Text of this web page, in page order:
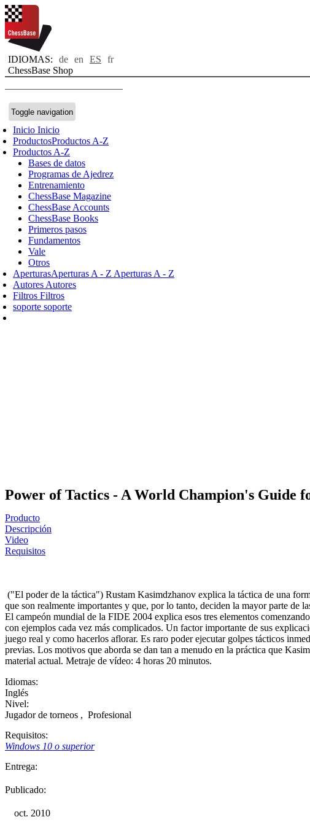
IDIOMAS: de en ES
fr
ChessBase Shop
Toggle navigation
Inicio Inicio
ProductosProductos A-Z
Productos A-Z
Bases de datos
Programas de Ajedrez
Entrenamiento
ChessBase Magazine
ChessBase Accounts
ChessBase Books
Primeros pasos
Fundamentos
Vale
Otros
AperturasAperturas A - Z Aperturas A - Z
Autores Autores
Filtros Filtros
soporte soporte
Power of Tactics - A World Champion's Guide
Producto
Descripción
Video
Requisitos
("El poder de la táctica") Rustam Kasimdzhanov explica la táctica de una
que son realmente importantes y que, por lo tanto, deciden la mayor parte de
El campeón mundial de la FIDE 2004 explica esos tres elementos
con ejemplos cada vez más complicados. Un factor importante de sus
juego real y como hacerlos aflorar. Es raro poder ejecutar golpes tácticos
previas. Los motivos que aborda se dan tan a menudo en la práctica que
material actual. Metraje de vídeo: 4 horas 20 minutos.
Idiomas:
Inglés
Nivel:
Jugador de torneos , Profesional
Requisitos:
Windows 10 o superior
Entrega:
Publicado:
oct. 2010